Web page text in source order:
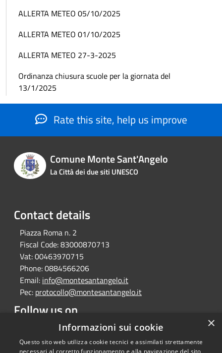
ALLERTA METEO 05/10/2025
ALLERTA METEO 01/10/2025
ALLERTA METEO 27-3-2025
Ordinanza chiusura scuole per la giornata del
13/1/2025
Rate this site, help us improve
Comune Monte Sant'Angelo
La Città dei due siti UNESCO
Contact details
Piazza Roma n. 2
Fiscal Code:83000870713
Vat:00463970715
Phone:0884566206
Email: info@montesantangelo.it
Pec: protocollo@montesantangelo.it
Follow us on
FacebookYoutubeInstagramTelegramWhatsapp ×
Informazioni sui cookie
Questo sito web utilizza cookie tecnici e assimilati strettamente
necessari al corretto funzionamento e alla navigazione del sito,